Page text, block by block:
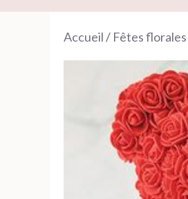
Accueil/ Fêtes florales